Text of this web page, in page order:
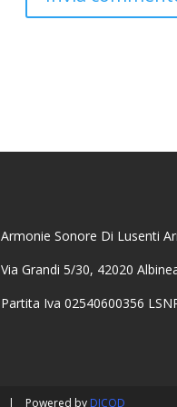
Armonie Sonore Di Lusenti
Via Grandi 5/30, 42020
Partita Iva 02540600356
| Powered by DICOD